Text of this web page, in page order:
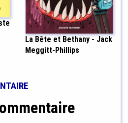
La Bête et Bethany - Jack
Meggitt-Phillips